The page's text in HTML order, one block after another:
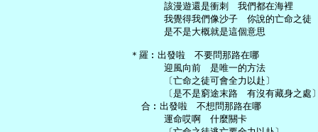
       該漫遊還是衝刺　我們都在海裡
       我覺得我們像沙子　你說的亡命之徒
       是不是大概就是這個意思
＊羅︰出發啦　不要問那路在哪
       迎風向前　是唯一的方法
       〔亡命之徒可會全力以赴〕
〔是不是窮途末路　有沒有藏身之處
   合︰出發啦　不想問那路在哪
       運命哎啊　什麼關卡